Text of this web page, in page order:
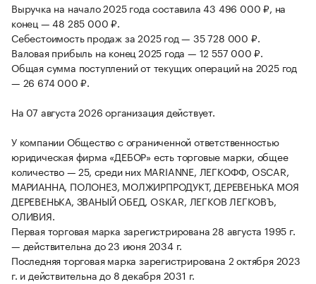
Выручка на начало 2025 года составила 43 496 000 ₽, на
конец — 48 285 000 ₽.
Себестоимость продаж за 2025 год — 35 728 000 ₽.
Валовая прибыль на конец 2025 года — 12 557 000 ₽.
Общая сумма поступлений от текущих операций на 2025 год
— 26 674 000 ₽.
На 07 августа 2026 организация действует.
У компании Общество с ограниченной ответственностью
юридическая фирма «ДЕБОР» есть торговые марки, общее
количество — 25, среди них MARIANNE, ЛЕГКОФФ, OSCAR,
МАРИАННА, ПОЛОНЕЗ, МОЛЖИРПРОДУКТ, ДЕРЕВЕНЬКА МОЯ
ДЕРЕВЕНЬКА, ЗВАНЫЙ ОБЕД, OSKAR, ЛЕГКОВ ЛЕГКОВЪ,
ОЛИВИЯ.
Первая торговая марка зарегистрирована 28 августа 1995 г.
— действительна до 23 июня 2034 г.
Последняя торговая марка зарегистрирована 2 октября 2023
г. и действительна до 8 декабря 2031 г.